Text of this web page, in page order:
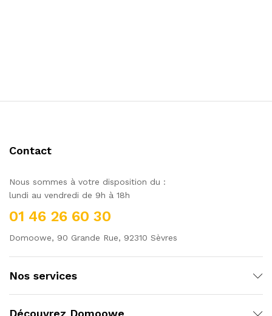
Contact
Nous sommes à votre disposition du :
lundi au vendredi de 9h à 18h
01 46 26 60 30
Domoowe, 90 Grande Rue, 92310 Sèvres
Nos services
Découvrez Domoowe